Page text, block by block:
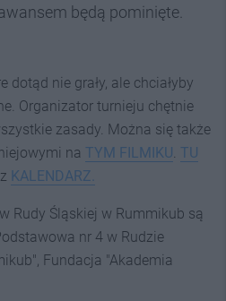
będą pominięte.
dotąd nie grały, ale chciałyby
Organizator turnieju chętnie
zasady. Można się także
na TYM FILMIKU. TU
KALENDARZ.
Rudy Śląskiej w Rummikub są
nr 4 w Rudzie
Fundacja "Akademia